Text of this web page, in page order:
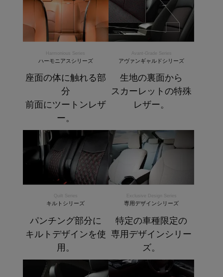
Harmonious Series
ハーモニアスシリーズ
座面の体に触れる部
分
前面にツートンレザ
ー。
Avant-Grade Series
アヴァンギャルドシリーズ
生地の裏面から
スカーレットの特殊
レザー。
Quilt Series
キルトシリーズ
パンチング部分に
キルトデザインを使
用。
Exclusive Design Series
専用デザインシリーズ
特定の車種限定の
専用デザインシリー
ズ。